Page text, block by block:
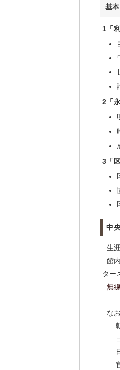
基
1 「
2 「
3 「
中
生
館
ター
無
な
朝
ヨ
日
官